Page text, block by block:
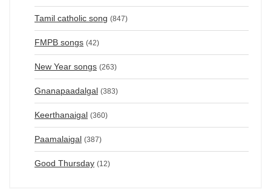
Tamil catholic song (847)
FMPB songs (42)
New Year songs (263)
Gnanapaadalgal (383)
Keerthanaigal (360)
Paamalaigal (387)
Good Thursday (12)